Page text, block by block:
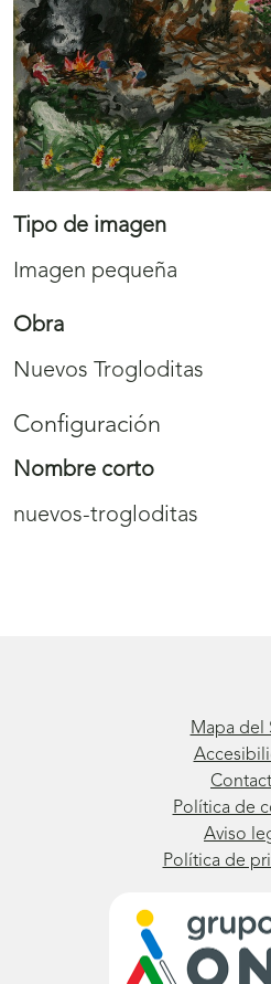
Tipo de imagen
Imagen pequeña
Obra
Nuevos Trogloditas
Configuración
Nombre corto
nuevos-trogloditas
Mapa del
Política de
Aviso
Política de